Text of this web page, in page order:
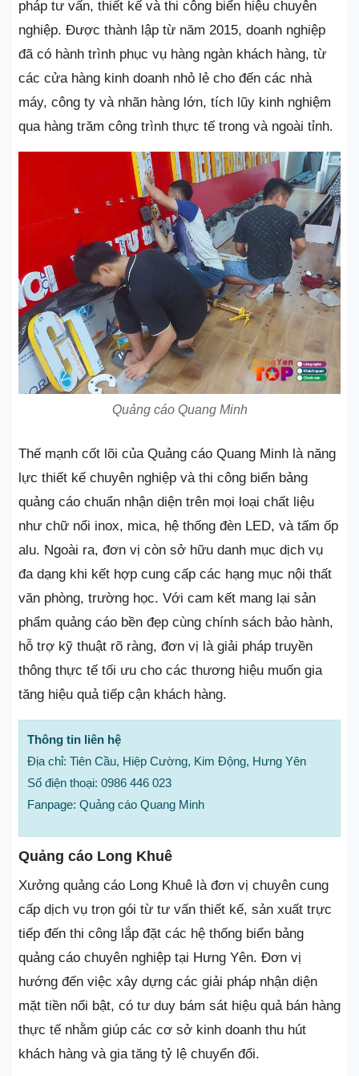
pháp tư vấn, thiết kế và thi công biển hiệu chuyên
nghiệp. Được thành lập từ năm 2015, doanh nghiệp
đã có hành trình phục vụ hàng ngàn khách hàng, từ
các cửa hàng kinh doanh nhỏ lẻ cho đến các nhà
máy, công ty và nhãn hàng lớn, tích lũy kinh nghiệm
qua hàng trăm công trình thực tế trong và ngoài tỉnh.
Quảng cáo Quang Minh
Thế mạnh cốt lõi của Quảng cáo Quang Minh là năng
lực thiết kế chuyên nghiệp và thi công biển bảng
quảng cáo chuẩn nhận diện trên mọi loại chất liệu
như chữ nổi inox, mica, hệ thống đèn LED, và tấm ốp
alu. Ngoài ra, đơn vị còn sở hữu danh mục dịch vụ
đa dạng khi kết hợp cung cấp các hạng mục nội thất
văn phòng, trường học. Với cam kết mang lại sản
phẩm quảng cáo bền đẹp cùng chính sách bảo hành,
hỗ trợ kỹ thuật rõ ràng, đơn vị là giải pháp truyền
thông thực tế tối ưu cho các thương hiệu muốn gia
tăng hiệu quả tiếp cận khách hàng.
Thông tin liên hệ
Địa chỉ: Tiên Cầu, Hiệp Cường, Kim Động, Hưng Yên
Số điện thoại: 0986 446 023
Fanpage: Quảng cáo Quang Minh
Quảng cáo Long Khuê
Xưởng quảng cáo Long Khuê là đơn vị chuyên cung
cấp dịch vụ trọn gói từ tư vấn thiết kế, sản xuất trực
tiếp đến thi công lắp đặt các hệ thống biển bảng
quảng cáo chuyên nghiệp tại Hưng Yên. Đơn vị
hướng đến việc xây dựng các giải pháp nhận diện
mặt tiền nổi bật, có tư duy bám sát hiệu quả bán hàng
thực tế nhằm giúp các cơ sở kinh doanh thu hút
khách hàng và gia tăng tỷ lệ chuyển đổi.